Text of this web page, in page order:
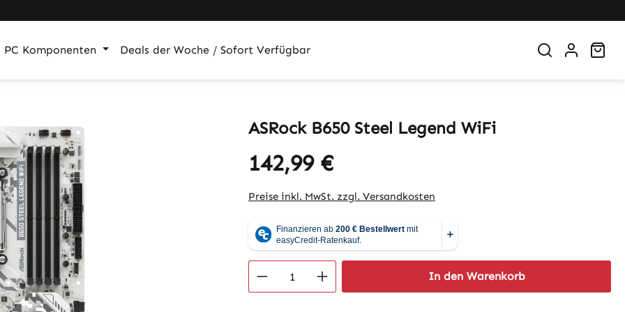
PC Komponenten Deals der Woche / Sofort Verfügbar
ASRock B650 Steel Legend WiFi
Regulärer Preis:
142,99 €
Preise inkl. MwSt. zzgl. Versandkosten
Produkt Anzahl: Gib den gewünschten Wert
In den Warenkorb